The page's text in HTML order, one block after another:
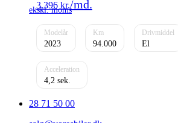
3.396 kr.
2023 94.000 El
4,2
28 71 50 00